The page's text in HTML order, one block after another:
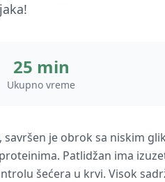
25 min
Ukupno vreme
je obrok sa niskim
Patlidžan ima
šećera u krvi. Visok